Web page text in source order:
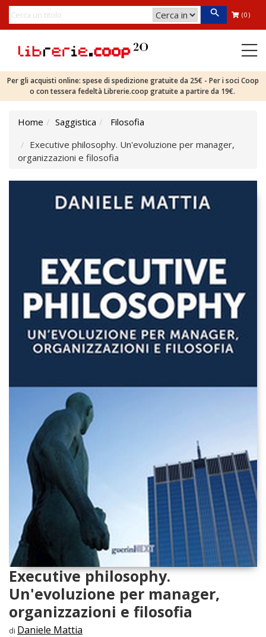
(0)
Per gli acquisti online: spese di spedizione gratuite da 25€ - Per i soci Coop
o con tessera fedeltà Librerie.coop gratuite a partire da 19€.
Home Saggistica
Filosofia
Executive philosophy. Un'evoluzione per manager,
organizzazioni e filosofia
Executive philosophy.
Un'evoluzione per manager,
organizzazioni e filosofia
di Daniele Mattia